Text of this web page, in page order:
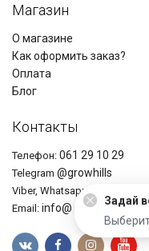
Магазин
О магазине
Как оформить заказ?
Оплата
Блог
Контакты
Телефон: 061 29 10 29
Telegram @growhills
Viber, Whatsapp
Email: info@ growhills.com
Задай